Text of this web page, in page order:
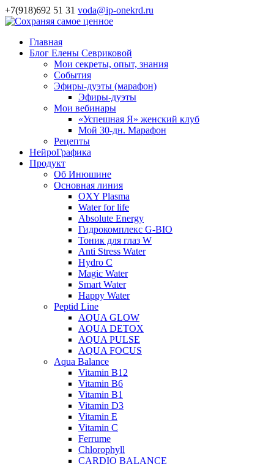
+7(918)692 51 31 voda@ip-onekrd.ru
Главная
Блог Елены Севриковой
Мои секреты, опыт, знания
События
Эфиры-дуэты (марафон)
Эфиры-дуэты
Мои вебинары
«Успешная Я» женский клуб
Мой 30-дн. Марафон
Рецепты
НейроГрафика
Продукт
Об Инюшине
Основная линия
OXY Plasma
Water for life
Absolute Energy
Гидрокомплекс G-BIO
Тоник для глаз W
Anti Stress Water
Hydro C
Magic Water
Smart Water
Happy Water
Peptid Line
AQUA GLOW
AQUA DETOX
AQUA PULSE
AQUA FOCUS
Aqua Balance
Vitamin B12
Vitamin B6
Vitamin B1
Vitamin D3
Vitamin E
Vitamin C
Ferrume
Chlorophyll
CARDIO BALANCE